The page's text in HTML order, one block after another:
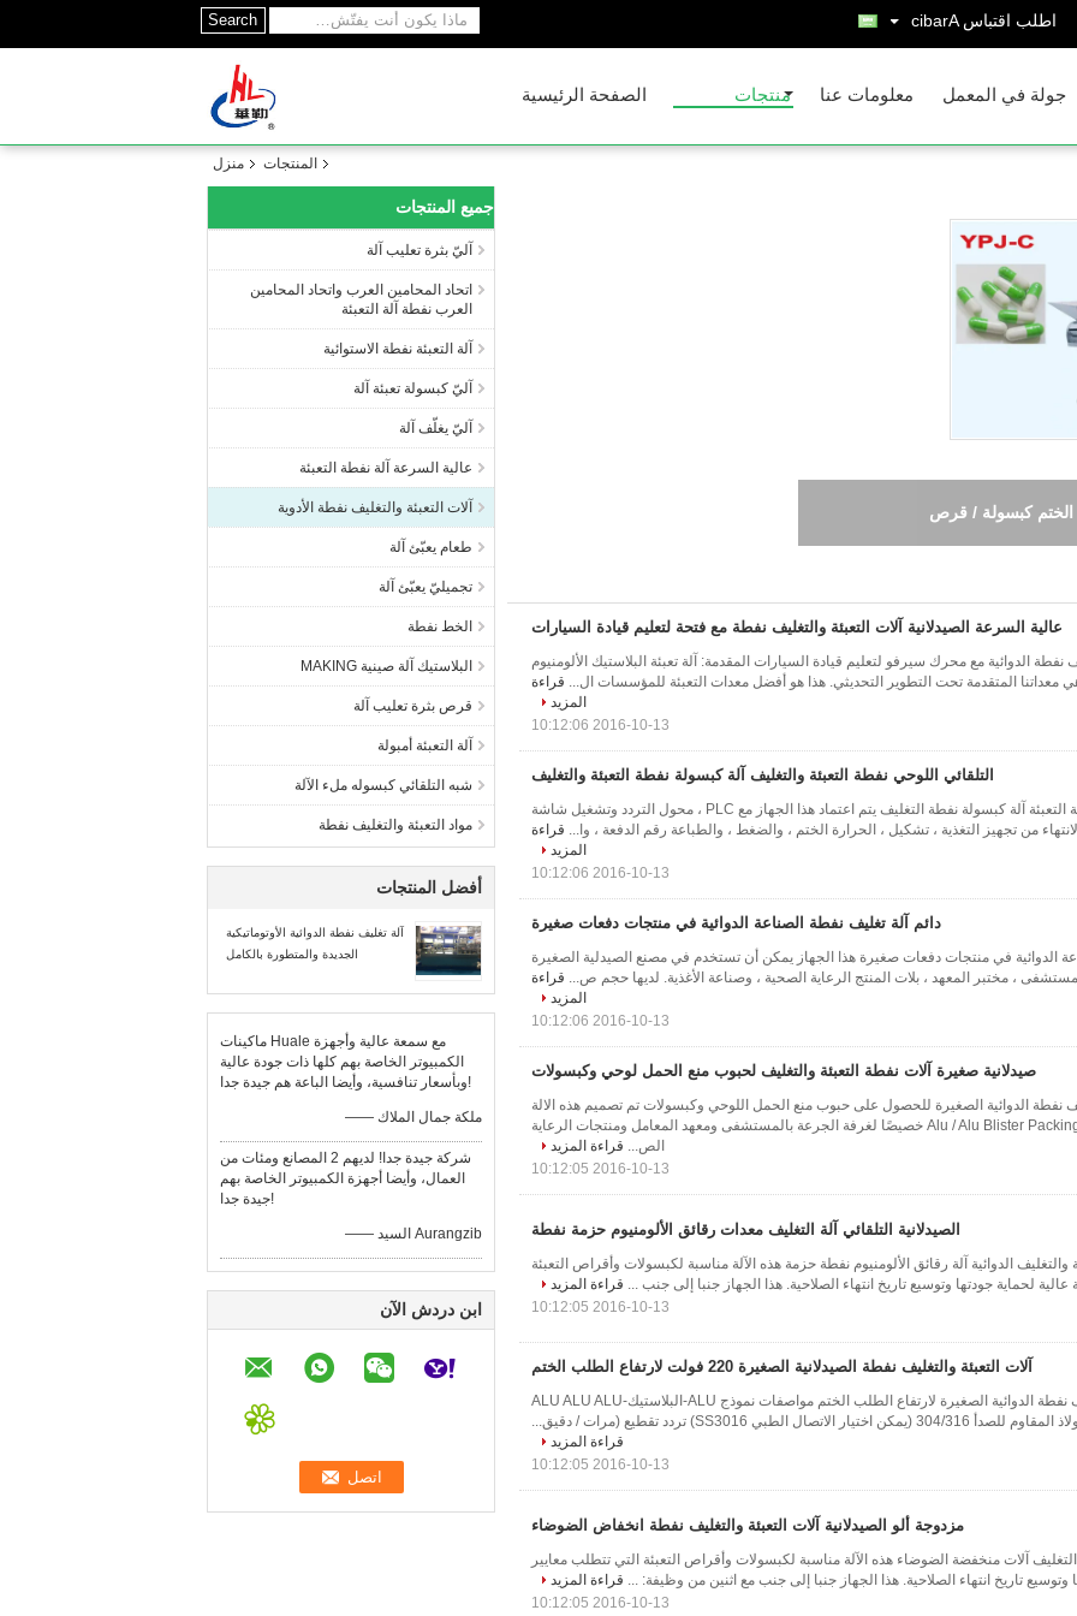
Search اطلب اقتباس Arabic
الصفحة الرئيسية منتجات معلومات عنا جولة في المعمل
منزل المنتجات
جميع المنتجات
آليّ بثرة تعليب آلة
اتحاد المحامين العرب واتحاد المحامين
العرب نفطة آلة التعبئة
آلة التعبئة نفطة الاستوائية
آليّ كبسولة تعبئة آلة
آليّ يغلّف آلة
عالية السرعة آلة نفطة التعبئة
آلات التعبئة والتغليف نفطة الأدوية
طعام يعبّئ آلة
تجميليّ يعبّئ آلة
الخط نفطة
البلاستيك آلة صينية MAKING
قرص بثرة تعليب آلة
آلة التعبئة أمبولة
شبه التلقائي كبسوله ملء الآلة
مواد التعبئة والتغليف نفطة
أفضل المنتجات
آلة تغليف نفطة الدوائية الأوتوماتيكية
الجديدة والمتطورة بالكامل
ماكينات Huale مع سمعة عالية وأجهزة
الكمبيوتر الخاصة بهم كلها ذات جودة عالية
وبأسعار تنافسية، وأيضا الباعة هم جيدة جدا!
—— ملكة جمال الملاك
شركة جيدة جدا! لديهم 2 المصانع ومئات من
العمال، وأيضا أجهزة الكمبيوتر الخاصة بهم
جيدة جدا!
—— السيد Aurangzib
ابن دردش الآن
عالية السرعة الصيدلانية آلات التعبئة والتغليف نفطة مع فتحة لتعليم قيادة السيارات
نفطة الدوائية مع محرك سيرفو لتعليم قيادة السيارات المقدمة: آلة تعبئة البلاستيك الألومنيوم
معداتنا المتقدمة تحت التطوير التحديثي. هذا هو أفضل معدات التعبئة للمؤسسات ال... قراءة
المزيد
2016-10-13 10:12:06
التلقائي اللوحي نفطة التعبئة والتغليف آلة كبسولة نفطة التعبئة والتغليف
التلقائي اللوحي نفطة التعبئة آلة كبسولة نفطة التغليف يتم اعتماد هذا الجهاز مع PLC ، محول التردد وتشغيل شاشة
من تجهيز التغذية ، تشكيل ، الحرارة الختم ، والضغط ، والطباعة رقم الدفعة ، وا... قراءة
المزيد
2016-10-13 10:12:06
دائم آلة تغليف نفطة الصناعة الدوائية في منتجات دفعات صغيرة
الدوائية في منتجات دفعات صغيرة هذا الجهاز يمكن أن تستخدم في مصنع الصيدلية الصغيرة
، مختبر المعهد ، بلات المنتج الرعاية الصحية ، وصناعة الأغذية. لديها حجم ص... قراءة
المزيد
2016-10-13 10:12:06
صيدلانية صغيرة آلات نفطة التعبئة والتغليف لحبوب منع الحمل لوحي وكبسولات
نفطة الدوائية الصغيرة للحصول على حبوب منع الحمل اللوحي وكبسولات تم تصميم هذه الالة
الصغيرة Alu / Alu Blister Packing Machine خصيصًا لغرفة الجرعة بالمستشفى ومعهد المعامل ومنتجات الرعاية
الص... قراءة المزيد
2016-10-13 10:12:05
الصيدلانية التلقائي آلة التغليف معدات رقائق الألومنيوم حزمة نفطة
والتغليف الدوائية آلة رقائق الألومنيوم نفطة حزمة هذه الآلة مناسبة لكبسولات وأقراص التعبئة
عالية لحماية جودتها وتوسيع تاريخ انتهاء الصلاحية. هذا الجهاز جنبا إلى جنب ... قراءة المزيد
2016-10-13 10:12:05
آلات التعبئة والتغليف نفطة الصيدلانية الصغيرة 220 فولت لارتفاع الطلب الختم
آلات التعبئة والتغليف نفطة الدوائية الصغيرة لارتفاع الطلب الختم مواصفات نموذج ALU-البلاستيك-ALU ALU ALU
قراءة المزيد
2016-10-13 10:12:05
مزدوجة ألو الصيدلانية آلات التعبئة والتغليف نفطة انخفاض الضوضاء
التغليف آلات منخفضة الضوضاء هذه الآلة مناسبة لكبسولات وأقراص التعبئة التي تتطلب معايير
وتوسيع تاريخ انتهاء الصلاحية. هذا الجهاز جنبا إلى جنب مع اثنين من وظيفة: ... قراءة المزيد
2016-10-13 10:12:05